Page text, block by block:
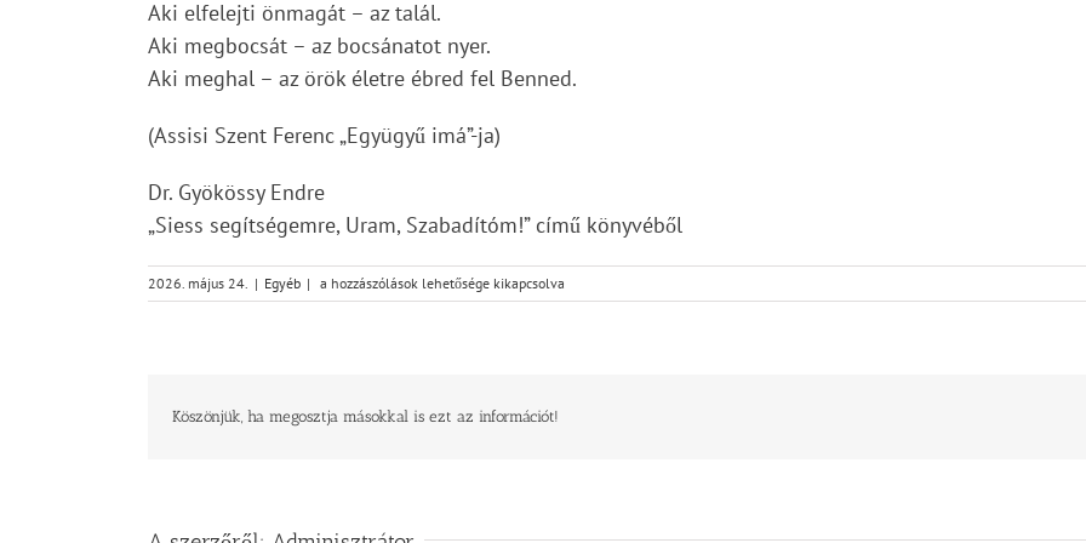
Aki elfelejti önmagát – az talál.
Aki megbocsát – az bocsánatot nyer.
Aki meghal – az örök életre ébred fel Benned.
(Assisi Szent Ferenc „Együgyű imá”-ja)
Dr. Gyökössy Endre
„Siess segítségemre, Uram, Szabadítóm!” című könyvéből
2026. május 24. | Egyéb | Imádság
éve
Lelke,
a hozzászólások lehetősége kikapcsolva
Köszönjük, ha megosztja másokkal is ezt az információt!